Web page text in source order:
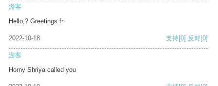
游客
Hello,? Greetings fr
2022-10-18 支持[0] 反对[0]
游客
Horny Shriya called you